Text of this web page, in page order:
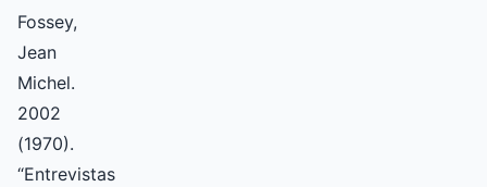
Fossey,
Jean
Michel.
2002
(1970).
“Entrevistas